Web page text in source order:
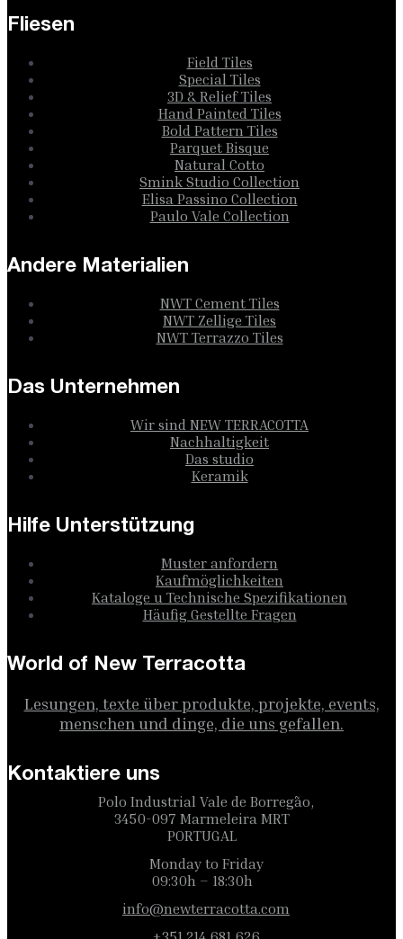
Fliesen
Field Tiles
Special Tiles
3D & Relief Tiles
Hand Painted Tiles
Bold Pattern Tiles
Parquet Bisque
Natural Cotto
Smink Studio Collection
Elisa Passino Collection
Paulo Vale Collection
Andere Materialien
NWT Cement Tiles
NWT Zellige Tiles
NWT Terrazzo Tiles
Das Unternehmen
Wir sind NEW TERRACOTTA
Nachhaltigkeit
Das studio
Keramik
Hilfe Unterstützung
Muster anfordern
Kaufmöglichkeiten
Kataloge u Technische Spezifikationen
Häufig Gestellte Fragen
World of New Terracotta
Lesungen, texte über produkte, projekte, events,
menschen und dinge, die uns gefallen.
Kontaktiere uns
Polo Industrial Vale de Borregão,
3450-097 Marmeleira MRT
PORTUGAL
Monday to Friday
09:30h – 18:30h
info@newterracotta.com